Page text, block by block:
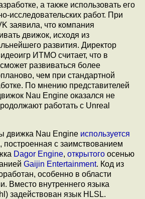
а также использовать его
исследовательских работ. При
заявила, что компания
движок, исходя из
развития. Директор
ИТМО считает, что в
развиваться более
чем при стандартной
По мнению представителей
Nau Engine оказался не
работать с Unreal
движка Nau Engine используется
построенная с заимствованием
Dagor Engine, открытого осенью
Gaijin Entertainment. Код из
особенно в области
Вместо внутреннего языка
задействован язык HLSL.